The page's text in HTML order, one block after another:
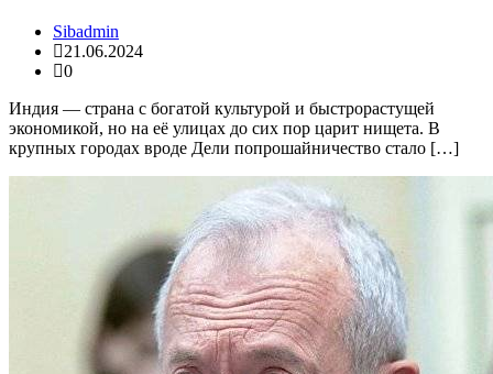
Sibadmin
21.06.2024
0
Индия — страна с богатой культурой и быстрорастущей
экономикой, но на её улицах до сих пор царит нищета. В
крупных городах вроде Дели попрошайничество стало […]